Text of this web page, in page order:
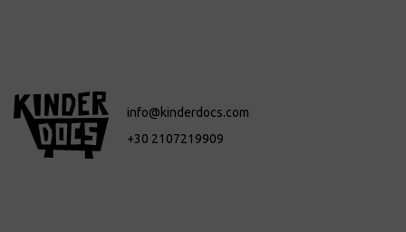
info@kinderdocs.com
+30 2107219909